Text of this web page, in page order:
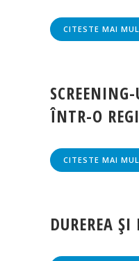
CITESTE MAI
ÎNTR-O
CITESTE MAI
DUREREA